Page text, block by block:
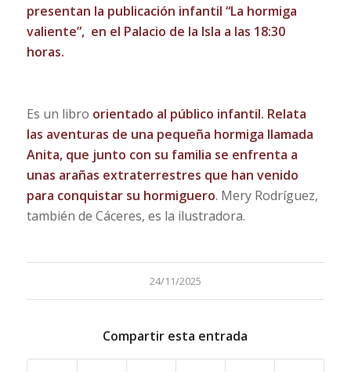
presentan la publicación infantil “La hormiga
valiente”, en el Palacio de la Isla a las 18:30
horas.
Es un libro orientado al público infantil. Relata
las aventuras de una pequeña hormiga llamada
Anita, que junto con su familia se enfrenta a
unas arañas extraterrestres que han venido
para conquistar su hormiguero. Mery Rodríguez,
también de Cáceres, es la ilustradora.
24/11/2025
Compartir esta entrada